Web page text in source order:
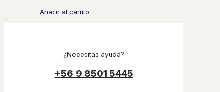
Añadir al carrito
¿Necesitas ayuda?
+56 9 8501 5445